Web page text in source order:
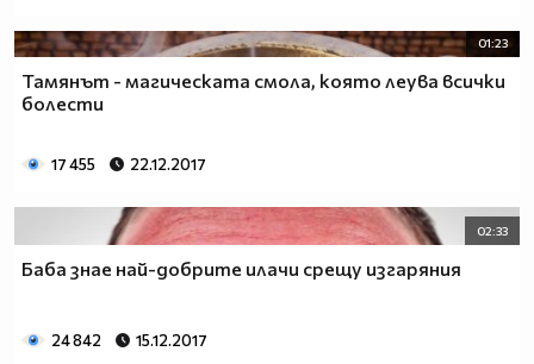
01:23
Тамянът - магическата смола, която леува всички
болести
17 455 22.12.2017
02:33
Баба знае най-добрите илачи срещу изгаряния
24 842 15.12.2017